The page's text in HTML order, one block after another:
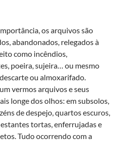
os arquivos são
abandonados, relegados à
como incêndios,
poeira, sujeira… ou mesmo
ou almoxarifado.
vermos arquivos e seus
longe dos olhos: em subsolos,
de despejo, quartos escuros,
tortas, enferrujadas e
Tudo ocorrendo com a